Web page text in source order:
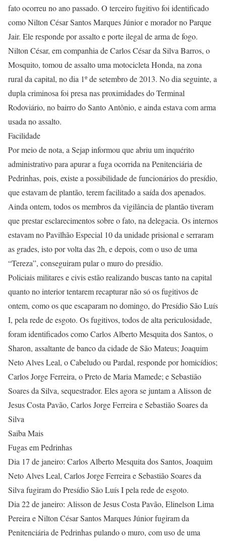
fato ocorreu no ano passado. O terceiro fugitivo foi identificado
como Nilton César Santos Marques Júnior e morador no Parque
Jair. Ele responde por assalto e porte ilegal de arma de fogo.
Nilton César, em companhia de Carlos César da Silva Barros, o
Mosquito, tomou de assalto uma motocicleta Honda, na zona
rural da capital, no dia 1º de setembro de 2013. No dia seguinte, a
dupla criminosa foi presa nas proximidades do Terminal
Rodoviário, no bairro do Santo Antônio, e ainda estava com arma
usada no assalto.
Facilidade
Por meio de nota, a Sejap informou que abriu um inquérito
administrativo para apurar a fuga ocorrida na Penitenciária de
Pedrinhas, pois, existe a possibilidade de funcionários do presídio,
que estavam de plantão, terem facilitado a saída dos apenados.
Ainda ontem, todos os membros da vigilância de plantão tiveram
que prestar esclarecimentos sobre o fato, na delegacia. Os internos
estavam no Pavilhão Especial 10 da unidade prisional e serraram
as grades, isto por volta das 2h, e depois, com o uso de uma
“Tereza”, conseguiram pular o muro do presídio.
Policiais militares e civis estão realizando buscas tanto na capital
quanto no interior tentarem recapturar não só os fugitivos de
ontem, como os que escaparam no domingo, do Presídio São Luís
I, pela rede de esgoto. Os fugitivos, todos de alta periculosidade,
foram identificados como Carlos Alberto Mesquita dos Santos, o
Sharon, assaltante de banco da cidade de São Mateus; Joaquim
Neto Alves Leal, o Cabeludo ou Pardal, responde por homicídios;
Carlos Jorge Ferreira, o Preto de Maria Mamede; e Sebastião
Soares da Silva, sequestrador. Eles agora se juntam a Alisson de
Jesus Costa Pavão, Carlos Jorge Ferreira e Sebastião Soares da
Silva
Saiba Mais
Fugas em Pedrinhas
Dia 17 de janeiro: Carlos Alberto Mesquita dos Santos, Joaquim
Neto Alves Leal, Carlos Jorge Ferreira e Sebastião Soares da
Silva fugiram do Presídio São Luís I pela rede de esgoto.
Dia 22 de janeiro: Alisson de Jesus Costa Pavão, Elinelson Lima
Pereira e Nilton César Santos Marques Júnior fugiram da
Penitenciária de Pedrinhas pulando o muro, com uso de uma